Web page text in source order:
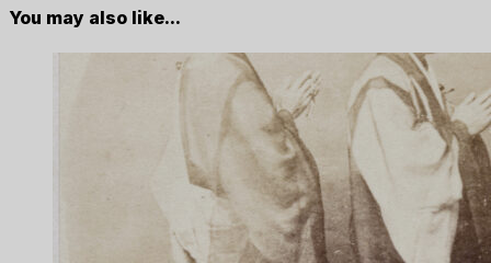
You may also like...